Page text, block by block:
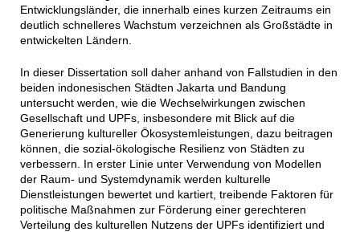
Entwicklungsländer, die innerhalb eines kurzen Zeitraums ein
deutlich schnelleres Wachstum verzeichnen als Großstädte in
entwickelten Ländern.
In dieser Dissertation soll daher anhand von Fallstudien in den
beiden indonesischen Städten Jakarta und Bandung
untersucht werden, wie die Wechselwirkungen zwischen
Gesellschaft und UPFs, insbesondere mit Blick auf die
Generierung kultureller Ökosystemleistungen, dazu beitragen
können, die sozial-ökologische Resilienz von Städten zu
verbessern. In erster Linie unter Verwendung von Modellen
der Raum- und Systemdynamik werden kulturelle
Dienstleistungen bewertet und kartiert, treibende Faktoren für
politische Maßnahmen zur Förderung einer gerechteren
Verteilung des kulturellen Nutzens der UPFs identifiziert und